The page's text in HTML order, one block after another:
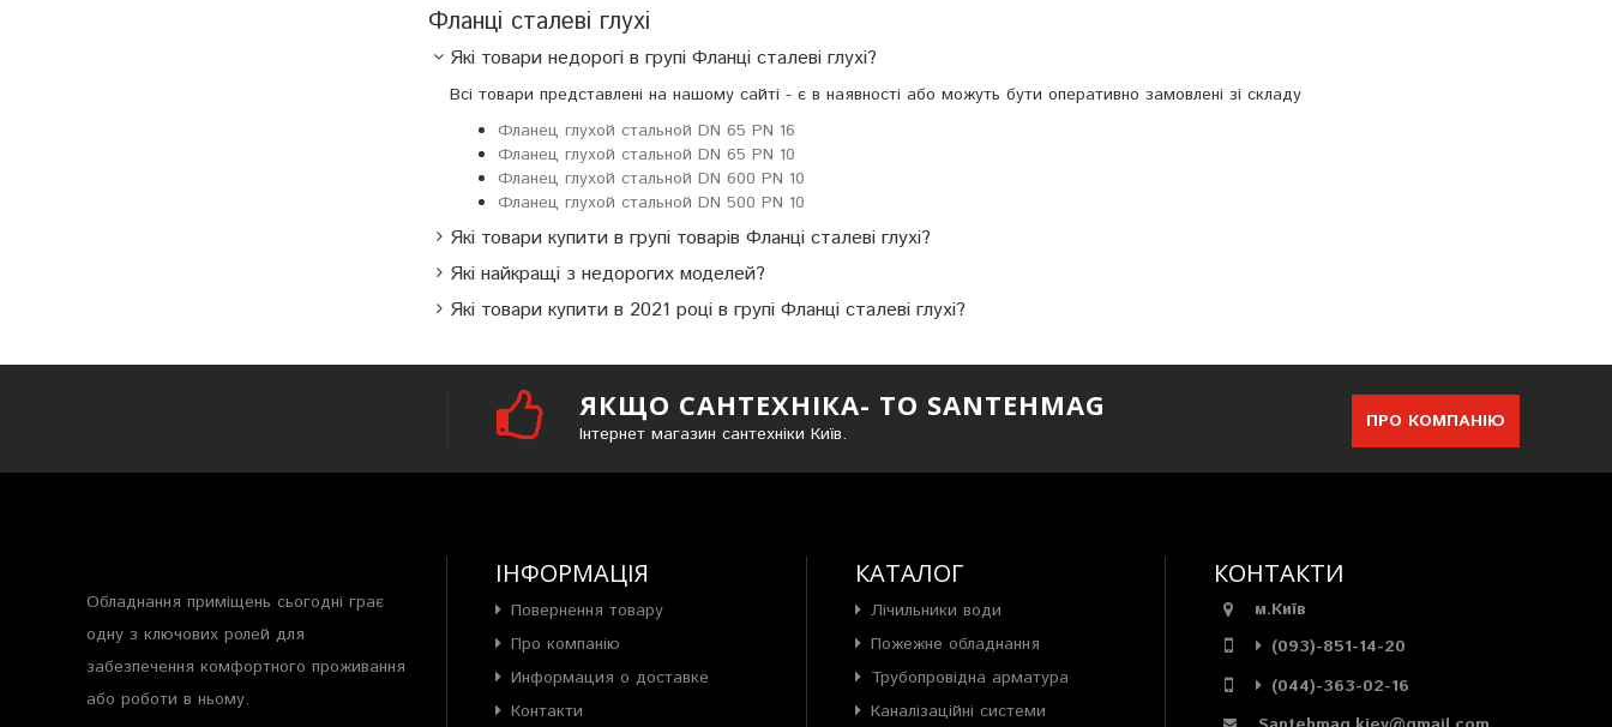
Фланці сталеві глухі
Які товари недорогі в групі Фланці сталеві глухі?
Всі товари представлені на нашому сайті - є в наявності або можуть бути оперативно замовлені зі складу
Фланец глухой стальной DN 65 PN 16
Фланец глухой стальной DN 65 PN 10
Фланец глухой стальной DN 600 PN 10
Фланец глухой стальной DN 500 PN 10
Які товари купити в групі товарів Фланці сталеві глухі?
Які найкращі з недорогих моделей?
Які товари купити в 2021 році в групі Фланці сталеві глухі?
ЯКЩО САНТЕХНІКА- ТО SANTEHMAG
Інтернет магазин сантехніки Київ.
ПРО КОМПАНІЮ
Обладнання приміщень сьогодні грає
одну з ключових ролей для
забезпечення комфортного проживання
або роботи в ньому.
ІНФОРМАЦІЯ
Повернення товару
Про компанію
Информация о доставке
Контакти
КАТАЛОГ
Лічильники води
Пожежне обладнання
Трубопровідна арматура
Каналізаційні системи
КОНТАКТИ
м.Київ
(093)-851-14-20
(044)-363-02-16